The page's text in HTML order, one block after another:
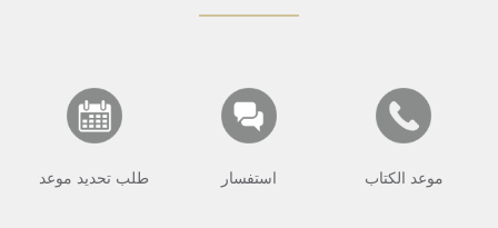
موعد الكتاب استفسار طلب تحديد موعد